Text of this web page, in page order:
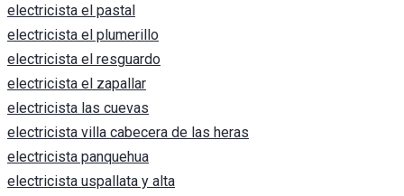
electricista el pastal
electricista el plumerillo
electricista el resguardo
electricista el zapallar
electricista las cuevas
electricista villa cabecera de las heras
electricista panquehua
electricista uspallata y alta